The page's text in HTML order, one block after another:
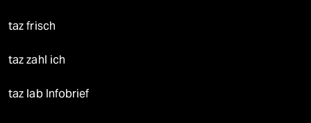
taz frisch
taz zahl ich
taz lab Infobrief